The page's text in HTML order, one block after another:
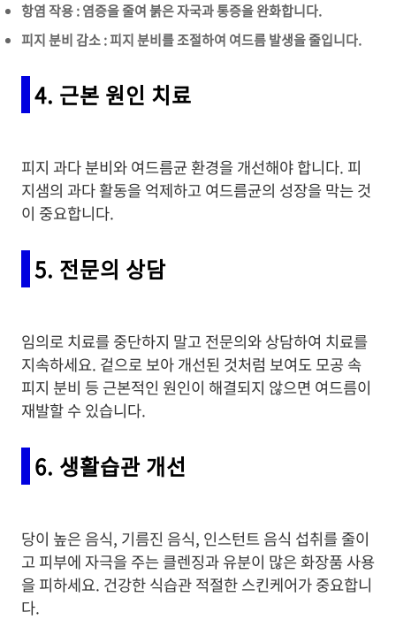
항염 작용 : 염증을 줄여 붉은 자국과 통증을 완화합니다.
피지 분비 감소 : 피지 분비를 조절하여 여드름 발생을 줄입니다.
4. 근본 원인 치료
피지 과다 분비와 여드름균 환경을 개선해야 합니다. 피
지샘의 과다 활동을 억제하고 여드름균의 성장을 막는 것
이 중요합니다.
5. 전문의 상담
임의로 치료를 중단하지 말고 전문의와 상담하여 치료를
지속하세요. 겉으로 보아 개선된 것처럼 보여도 모공 속
피지 분비 등 근본적인 원인이 해결되지 않으면 여드름이
재발할 수 있습니다.
6. 생활습관 개선
당이 높은 음식, 기름진 음식, 인스턴트 음식 섭취를 줄이
고 피부에 자극을 주는 클렌징과 유분이 많은 화장품 사용
을 피하세요. 건강한 식습관 적절한 스킨케어가 중요합니
다.